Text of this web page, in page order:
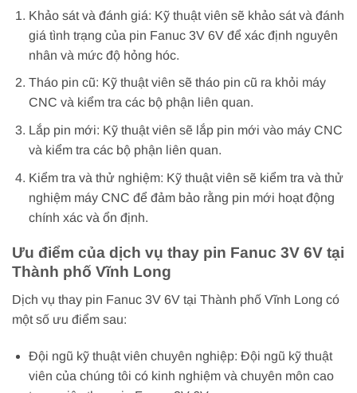
Khảo sát và đánh giá: Kỹ thuật viên sẽ khảo sát và đánh
giá tình trạng của pin Fanuc 3V 6V để xác định nguyên
nhân và mức độ hỏng hóc.
Tháo pin cũ: Kỹ thuật viên sẽ tháo pin cũ ra khỏi máy
CNC và kiểm tra các bộ phận liên quan.
Lắp pin mới: Kỹ thuật viên sẽ lắp pin mới vào máy CNC
và kiểm tra các bộ phận liên quan.
Kiểm tra và thử nghiệm: Kỹ thuật viên sẽ kiểm tra và thử
nghiệm máy CNC để đảm bảo rằng pin mới hoạt động
chính xác và ổn định.
Ưu điểm của dịch vụ thay pin Fanuc 3V 6V tại
Thành phố Vĩnh Long
Dịch vụ thay pin Fanuc 3V 6V tại Thành phố Vĩnh Long có
một số ưu điểm sau:
Đội ngũ kỹ thuật viên chuyên nghiệp: Đội ngũ kỹ thuật
viên của chúng tôi có kinh nghiệm và chuyên môn cao